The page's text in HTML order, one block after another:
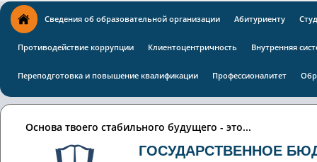
Сведения об образовательной организации Абитуриенту
Противодействие коррупции Клиентоцентричность Внутренняя
Переподготовка и повышение квалификации Профессионалитет
Основа твоего стабильного будущего - это...
ГОСУДАРСТВЕННОЕ